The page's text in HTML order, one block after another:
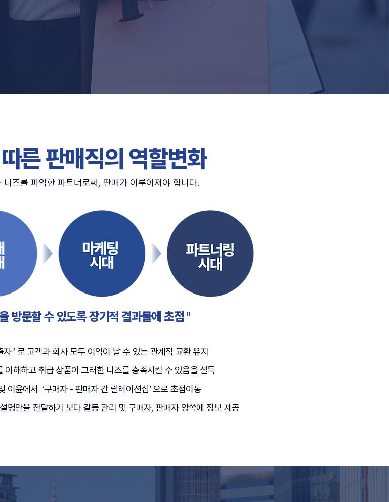
른 판매직의 역할변화
즈를 파악한 파트너로써, 판매가 이루어져야 합니다.
방문할 수 있도록 장기적 결과물에 초점 "
’ 로 고객과 회사 모두 이익이 날 수 있는 관계적 교환 유지
해하고 취급 상품이 그러한 니즈를 충족시킬 수 있음을 설득
윤에서 ‘구매자 - 판매자 간 릴레이션십‘ 으로 초점이동
명만을 전달하기 보다 갈등 관리 및 구매자, 판매자 양쪽에 정보 제공